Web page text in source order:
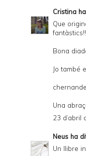
Cristina
Que
Bona
Jo també
Una
23 d’abril
Neus ha
Un llibre